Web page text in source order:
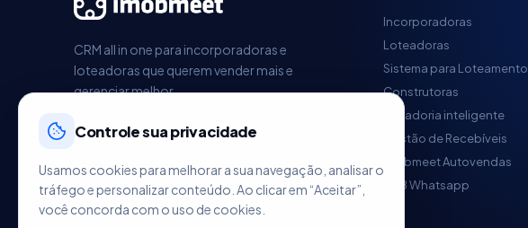
CRM all in one para incorporadoras e
loteadoras que querem vender mais e
gerenciar melhor.
Incorporadoras
Loteadoras
Sistema para Loteamento
Construtoras
Pagadoria inteligente
Gestão de Recebíveis
Imobmeet Autovendas
HUB Whatsapp
Controle sua privacidade
Usamos cookies para melhorar a sua navegação, analisar o
tráfego e personalizar conteúdo. Ao clicar em “Aceitar”,
você concorda com o uso de cookies.